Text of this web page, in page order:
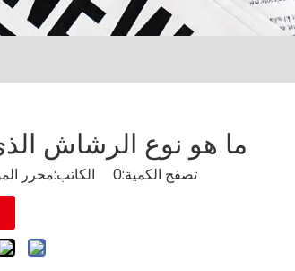
ما هو نوع الرشاش
تصفح الكمية:0 الكاتب:محرر الموقع